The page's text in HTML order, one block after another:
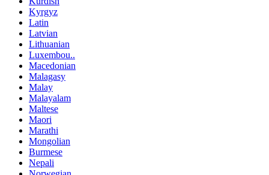
Kyrgyz
Latin
Latvian
Lithuanian
Luxembou..
Macedonian
Malagasy
Malay
Malayalam
Maltese
Maori
Marathi
Mongolian
Burmese
Nepali